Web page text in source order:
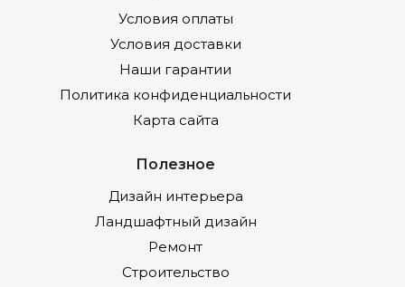
Условия оплаты
Условия доставки
Наши гарантии
Политика конфиденциальности
Карта сайта
Полезное
Дизайн интерьера
Ландшафтный дизайн
Ремонт
Строительство